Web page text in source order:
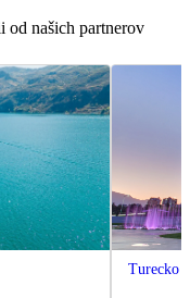
od našich partnerov
Turecko